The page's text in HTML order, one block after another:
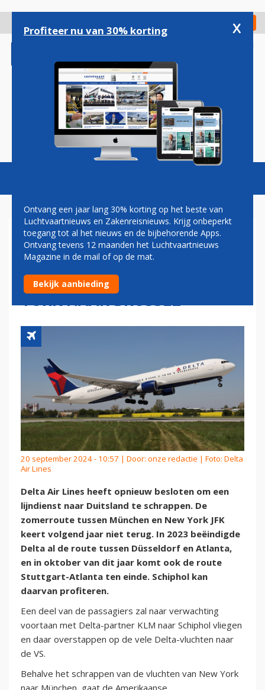
gaan
Check in
Magazine Podcasts Vacatures
DELTA SCHRAPT WEER ROUTE
NAAR DUITSLAND, OOK
MINDER VAAK VAN NEW
YORK NAAR BRUSSEL
20 september 2024 - 10:57 | Door: onze redactie | Foto: Delta
Air Lines
Delta Air Lines heeft opnieuw besloten om een
lijndienst naar Duitsland te schrappen. De
zomerroute tussen München en New York JFK
keert volgend jaar niet terug. In 2023 beëindigde
Delta al de route tussen Düsseldorf en Atlanta,
en in oktober van dit jaar komt ook de route
Stuttgart-Atlanta ten einde. Schiphol kan
daarvan profiteren.
Een deel van de passagiers zal naar verwachting
voortaan met Delta-partner KLM naar Schiphol vliegen
en daar overstappen op de vele Delta-vluchten naar
de VS.
Behalve het schrappen van de vluchten van New York
Profiteer nu van 30% korting x
Ontvang een jaar lang 30% korting op het beste van
Luchtvaartnieuws en Zakenreisnieuws. Krijg onbeperkt
toegang tot al het nieuws en de bijbehorende Apps.
Ontvang tevens 12 maanden het Luchtvaartnieuws
Magazine in de mail of op de mat.
Bekijk aanbieding